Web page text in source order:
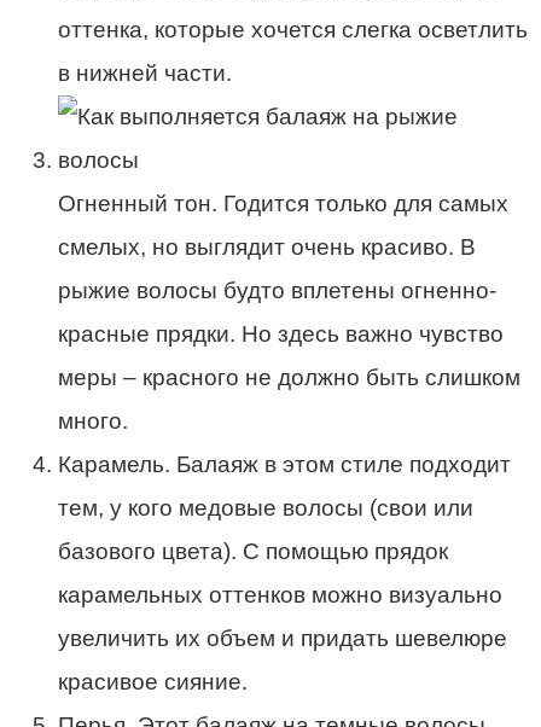
оттенка, которые хочется слегка осветлить
в нижней части.
Огненный тон. Годится только для самых
смелых, но выглядит очень красиво. В
рыжие волосы будто вплетены огненно-
красные прядки. Но здесь важно чувство
меры – красного не должно быть слишком
много.
Карамель. Балаяж в этом стиле подходит
тем, у кого медовые волосы (свои или
базового цвета). С помощью прядок
карамельных оттенков можно визуально
увеличить их объем и придать шевелюре
красивое сияние.